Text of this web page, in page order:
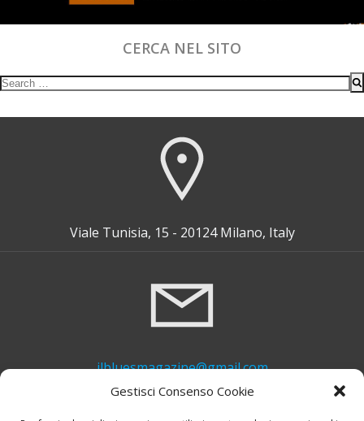
Gestisci Consenso Cookie
CERCA NEL SITO
Search
Viale Tunisia, 15 - 20124 Milano, Italy
ilbluesmagazine@gmail.com